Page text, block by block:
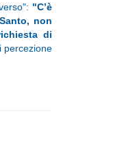
"C’è
non
di
percezione